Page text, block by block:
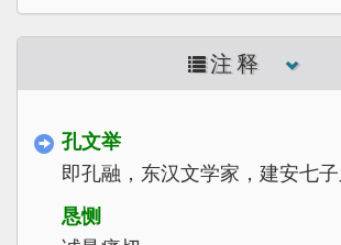
注释
孔文举
即孔融，东汉文学家，建安七子
恳恻